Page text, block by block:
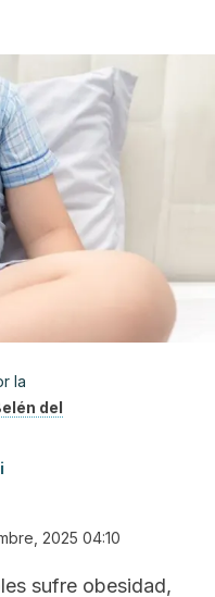
la
del
2025 04:10
sufre obesidad,